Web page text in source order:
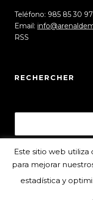
Teléfono: 985 85 30 97
Email:
RSS
RECHERCHER
©2017
Diseño: Jorge
Este sitio web
para mejorar
estadística y